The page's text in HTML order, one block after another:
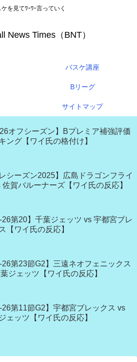
を見てﾜｰﾜｰ言っていく
News Times（BNT）
バスケ講座
Bリーグ
サイトマップ
オフシーズン】Bプレミア補強評価
ング【ワイ氏の格付け】
レシーズン2025】広島ドラゴンフライ
佐賀バルーナーズ【ワイ氏の反応】
26第20】千葉ジェッツ vs 宇都宮ブレ
【ワイ氏の反応】
26第23節G2】三遠ネオフェニックス
ジェッツ【ワイ氏の反応】
26第11節G2】宇都宮ブレックス vs
ェッツ【ワイ氏の反応】